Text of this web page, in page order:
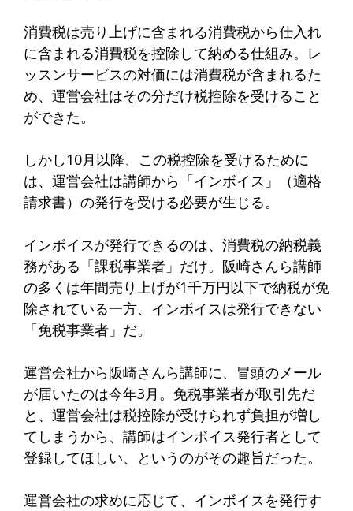
消費税は売り上げに含まれる消費税から仕入れ
に含まれる消費税を控除して納める仕組み。レ
ッスンサービスの対価には消費税が含まれるた
め、運営会社はその分だけ税控除を受けること
ができた。
しかし10月以降、この税控除を受けるために
は、運営会社は講師から「インボイス」（適格
請求書）の発行を受ける必要が生じる。
インボイスが発行できるのは、消費税の納税義
務がある「課税事業者」だけ。阪崎さんら講師
の多くは年間売り上げが1千万円以下で納税が免
除されている一方、インボイスは発行できない
「免税事業者」だ。
運営会社から阪崎さんら講師に、冒頭のメール
が届いたのは今年3月。免税事業者が取引先だ
と、運営会社は税控除が受けられず負担が増し
てしまうから、講師はインボイス発行者として
登録してほしい、というのがその趣旨だった。
運営会社の求めに応じて、インボイスを発行す